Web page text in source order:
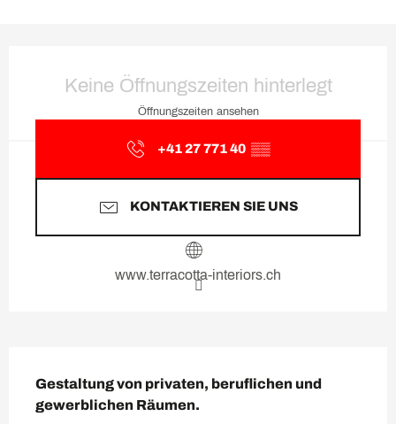
Keine Öffnungszeiten hinterlegt
Öffnungszeiten ansehen
+41 27 771 40 ▒▒
KONTAKTIEREN SIE UNS
www.terracotta-interiors.ch
Gestaltung von privaten, beruflichen und
gewerblichen Räumen.